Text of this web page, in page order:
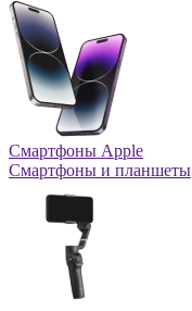
Смартфоны Apple
Смартфоны и планшеты